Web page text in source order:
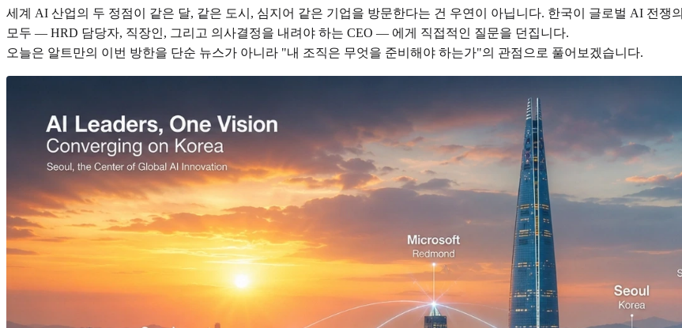
세계 AI 산업의 두 정점이 같은 달, 같은 도시, 심지어 같은 기업을 방문한다는 건 우연이 아닙니다. 한국이 글로벌 AI 전쟁의
모두 — HRD 담당자, 직장인, 그리고 의사결정을 내려야 하는 CEO — 에게 직접적인 질문을 던집니다.
오늘은 알트만의 이번 방한을 단순 뉴스가 아니라 "내 조직은 무엇을 준비해야 하는가"의 관점으로 풀어보겠습니다.